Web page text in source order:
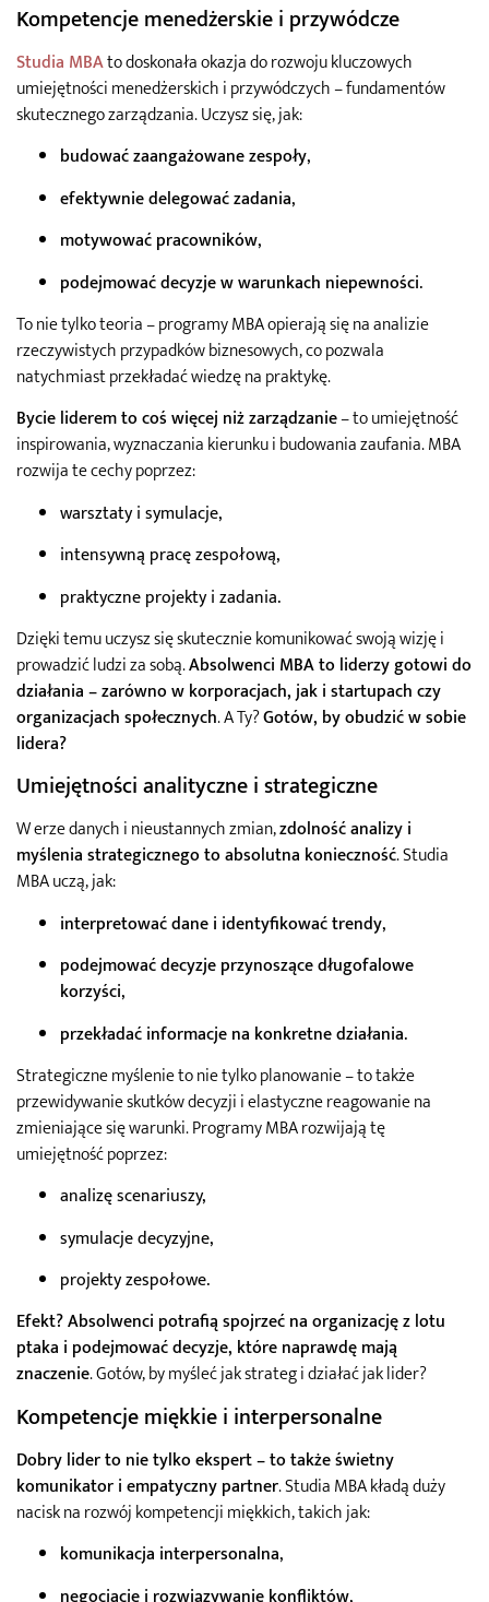
Kompetencje menedżerskie i przywódcze
Studia MBAto doskonała okazja do rozwoju kluczowych
umiejętności menedżerskich i przywódczych – fundamentów
skutecznego zarządzania. Uczysz się, jak:
budować zaangażowane zespoły,
efektywnie delegować zadania,
motywować pracowników,
podejmować decyzje w warunkach niepewności.
To nie tylko teoria – programy MBA opierają się na analizie
rzeczywistych przypadków biznesowych, co pozwala
natychmiast przekładać wiedzę na praktykę.
Bycie liderem to coś więcej niż zarządzanie– to umiejętność
inspirowania, wyznaczania kierunku i budowania zaufania. MBA
rozwija te cechy poprzez:
warsztaty i symulacje,
intensywną pracę zespołową,
praktyczne projekty i zadania.
Dzięki temu uczysz się skutecznie komunikować swoją wizję i
prowadzić ludzi za sobą.Absolwenci MBA to liderzy gotowi do
działania – zarówno w korporacjach, jak i startupach czy
organizacjach społecznych. A Ty?Gotów, by obudzić w sobie
lidera?
Umiejętności analityczne i strategiczne
W erze danych i nieustannych zmian,zdolność analizy i
myślenia strategicznego to absolutna konieczność. Studia
MBA uczą, jak:
interpretować dane i identyfikować trendy,
podejmować decyzje przynoszące długofalowe
korzyści,
przekładać informacje na konkretne działania.
Strategiczne myślenie to nie tylko planowanie – to także
przewidywanie skutków decyzji i elastyczne reagowanie na
zmieniające się warunki. Programy MBA rozwijają tę
umiejętność poprzez:
analizę scenariuszy,
symulacje decyzyjne,
projekty zespołowe.
Efekt? Absolwenci potrafią spojrzeć na organizację z lotu
ptaka i podejmować decyzje, które naprawdę mają
znaczenie. Gotów, by myśleć jak strateg i działać jak lider?
Kompetencje miękkie i interpersonalne
Dobry lider to nie tylko ekspert – to także świetny
komunikator i empatyczny partner. Studia MBA kładą duży
nacisk na rozwój kompetencji miękkich, takich jak:
komunikacja interpersonalna,